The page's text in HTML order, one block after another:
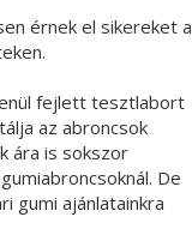
érnek el sikereket a
fejlett tesztlabort
az abroncsok
ára is sokszor
De
gumi ajánlatainkra